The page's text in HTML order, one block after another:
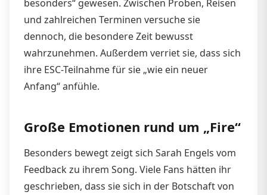
besonders“ gewesen. Zwischen Proben, Reisen
und zahlreichen Terminen versuche sie
dennoch, die besondere Zeit bewusst
wahrzunehmen. Außerdem verriet sie, dass sich
ihre ESC-Teilnahme für sie „wie ein neuer
Anfang“ anfühle.
Große Emotionen rund um „Fire“
Besonders bewegt zeigt sich Sarah Engels vom
Feedback zu ihrem Song. Viele Fans hätten ihr
geschrieben, dass sie sich in der Botschaft von